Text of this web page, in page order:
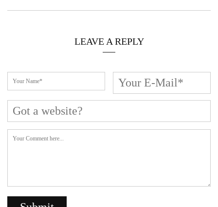
Cerca L’articolo